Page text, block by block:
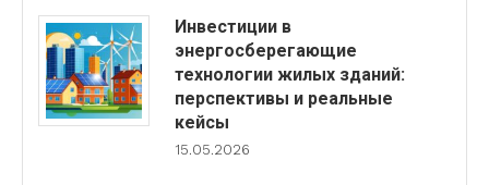
Инвестиции в
энергосберегающие
технологии жилых зданий:
перспективы и реальные
кейсы
15.05.2026